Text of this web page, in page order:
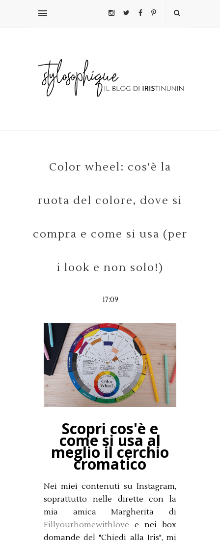
Color wheel: cos'è la
ruota del colore, dove si
compra e come si usa (per
i look e non solo!)
17:09
Scopri cos'è e
come si usa al
meglio il cerchio
cromatico
Nei miei contenuti su Instagram,
soprattutto nelle dirette con la
mia amica Margherita di
Fillyourhomewithlove e nei box
domande del "Chiedi alla Iris", mi